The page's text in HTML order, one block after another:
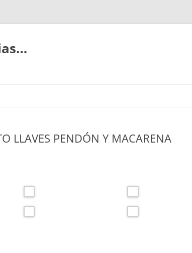
LLAVES PENDÓN Y MACARENA